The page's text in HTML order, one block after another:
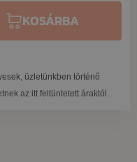
KOSÁRBA
üzletünkben történő
az itt feltüntetett áraktól.